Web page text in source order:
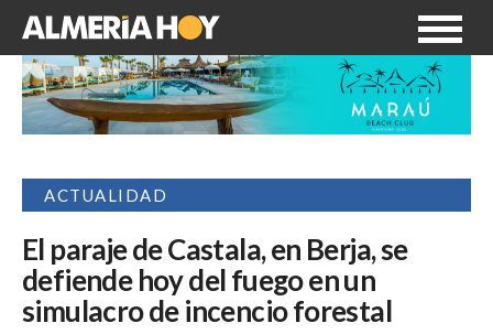
ACTUALIDAD
El paraje de Castala, en Berja, se
defiende hoy del fuego en un
simulacro de incencio forestal